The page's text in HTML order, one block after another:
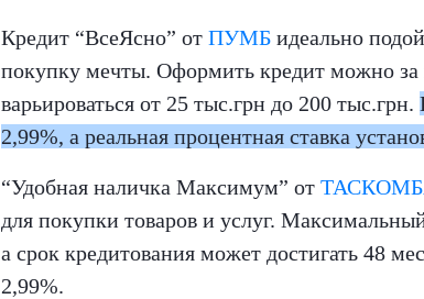
Кредит “ВсеЯсно” от ПУМБ идеально
покупку мечты. Оформить кредит можно за
варьироваться от 25 тыс.грн до 200 тыс.грн.
2,99%, а реальная процентная ставка
“Удобная наличка Максимум” от
для покупки товаров и услуг.
а срок кредитования может достигать 48
2,99%.